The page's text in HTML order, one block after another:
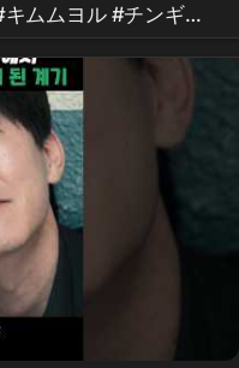
ムムヨル #チンギジ
#真の教育ドラマ